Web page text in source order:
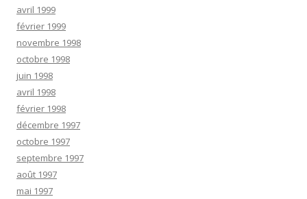
avril 1999
février 1999
novembre 1998
octobre 1998
juin 1998
avril 1998
février 1998
décembre 1997
octobre 1997
septembre 1997
août 1997
mai 1997